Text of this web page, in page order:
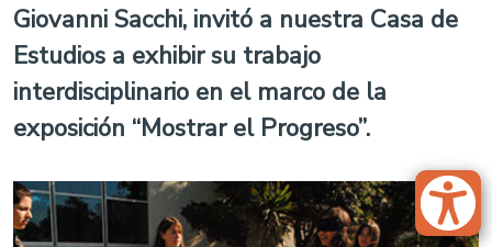
Giovanni Sacchi, invitó a nuestra Casa de
Estudios a exhibir su trabajo
interdisciplinario en el marco de la
exposición “Mostrar el Progreso”.